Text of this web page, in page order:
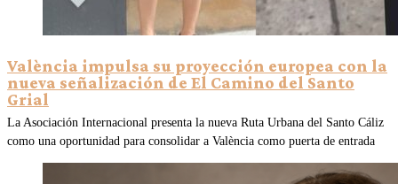
València impulsa su proyección europea con la
nueva señalización de El Camino del Santo
Grial
La Asociación Internacional presenta la nueva Ruta Urbana del Santo Cáliz
como una oportunidad para consolidar a València como puerta de entrada